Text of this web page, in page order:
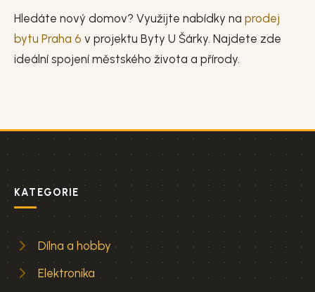
Hledáte nový domov? Využijte nabídky na prodej
bytu Praha 6 v projektu Byty U Šárky. Najdete zde
ideální spojení městského života a přírody.
KATEGORIE
Dílna a hobby
Elektronika